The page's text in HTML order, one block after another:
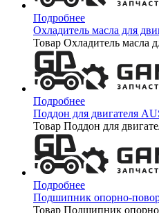
Подробнее
Охладитель масла для
Товар Охладитель масла
Подробнее
Поддон для двигателя
Товар Поддон для
Подробнее
Подшипник опорно-
Товар Подшипник